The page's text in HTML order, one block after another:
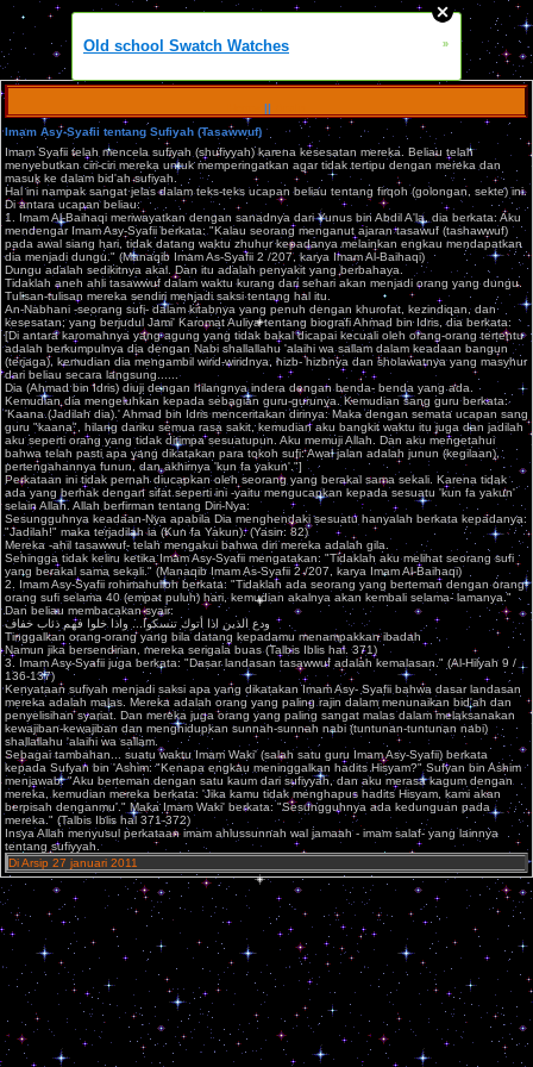
Old school Swatch Watches »
||
Imam Asy-Syafii tentang Sufiyah (Tasawwuf)
Imam Syafii telah mencela sufiyah (shufiyyah) karena kesesatan mereka. Beliau telah
menyebutkan ciri-ciri mereka untuk memperingatkan agar tidak tertipu dengan mereka dan
masuk ke dalam bid'ah sufiyah.
Hal ini nampak sangat jelas dalam teks-teks ucapan beliau tentang firqoh (golongan, sekte) ini.
Di antara ucapan beliau:
1. Imam Al-Baihaqi meriwayatkan dengan sanadnya dari Yunus bin Abdil A'la, dia berkata: Aku
mendengar Imam Asy-Syafii berkata: "Kalau seorang menganut ajaran tasawuf (tashawwuf)
pada awal siang hari, tidak datang waktu zhuhur kepadanya melainkan engkau mendapatkan
dia menjadi dungu." (Manaqib Imam As-Syafii 2 /207, karya Imam Al-Baihaqi)
Dungu adalah sedikitnya akal. Dan itu adalah penyakit yang berbahaya.
Tidaklah aneh ahli tasawwuf dalam waktu kurang dari sehari akan menjadi orang yang dungu.
Tulisan-tulisan mereka sendiri menjadi saksi tentang hal itu.
An-Nabhani -seorang sufi- dalam kitabnya yang penuh dengan khurofat, kezindiqan, dan
kesesatan; yang berjudul Jami' Karomat Auliya tentang biografi Ahmad bin Idris, dia berkata:
[Di antara karomahnya yang agung yang tidak bakal dicapai kecuali oleh orang-orang tertentu
adalah berkumpulnya dia dengan Nabi shallallahu 'alaihi wa sallam dalam keadaan bangun
(terjaga), kemudian dia mengambil wirid-wiridnya, hizb- hizbnya dan sholawatnya yang masyhur
dari beliau secara langsung......
Dia (Ahmad bin Idris) diuji dengan hilangnya indera dengan benda- benda yang ada.
Kemudian dia mengeluhkan kepada sebagian guru-gurunya. Kemudian sang guru berkata:
'Kaana (Jadilah dia).' Ahmad bin Idris menceritakan dirinya: Maka dengan semata ucapan sang
guru "kaana", hilang dariku semua rasa sakit, kemudian aku bangkit waktu itu juga dan jadilah
aku seperti orang yang tidak ditimpa sesuatupun. Aku memuji Allah. Dan aku mengetahui
bahwa telah pasti apa yang dikatakan para tokoh sufi: Awal jalan adalah junun (kegilaan),
pertengahannya funun, dan akhirnya 'kun fa yakun'."]
Perkataan ini tidak pernah diucapkan oleh seorang yang berakal sama sekali. Karena tidak
ada yang berhak dengan sifat seperti ini -yaitu mengucapkan kepada sesuatu 'kun fa yakun'
selain Allah. Allah berfirman tentang Diri-Nya:
Sesungguhnya keadaan-Nya apabila Dia menghendaki sesuatu hanyalah berkata kepadanya:
"Jadilah!" maka terjadilah ia (Kun fa Yakun). (Yasin: 82)
Mereka -ahil tasawwuf- telah mengakui bahwa diri mereka adalah gila.
Sehingga tidak keliru ketika Imam Asy-Syafii mengatakan: "Tidaklah aku melihat seorang sufi
yang berakal sama sekali." (Manaqib Imam As-Syafii 2 /207, karya Imam Al-Baihaqi)
2. Imam Asy-Syafii rohimahulloh berkata: "Tidaklah ada seorang yang berteman dengan orang-
orang sufi selama 40 (empat puluh) hari, kemudian akalnya akan kembali selama- lamanya."
Dan beliau membacakan syair:
ودع الذين اذا أتوك تنسكوا... واذا خلوا فهم ذئاب خفاف
Tinggalkan orang-orang yang bila datang kepadamu menampakkan ibadah
Namun jika bersendirian, mereka serigala buas (Talbis Iblis hal. 371)
3. Imam Asy-Syafii juga berkata: "Dasar landasan tasawwuf adalah kemalasan." (Al-Hilyah 9 /
136-137)
Kenyataan sufiyah menjadi saksi apa yang dikatakan Imam Asy- Syafii bahwa dasar landasan
mereka adalah malas. Mereka adalah orang yang paling rajin dalam menunaikan bid'ah dan
penyelisihan syariat. Dan mereka juga orang yang paling sangat malas dalam melaksanakan
kewajiban-kewajiban dan menghidupkan sunnah-sunnah nabi (tuntunan-tuntunan nabi)
shallallahu 'alaihi wa sallam.
Sebagai tambahan... suatu waktu Imam Waki' (salah satu guru Imam Asy-Syafii) berkata
kepada Sufyan bin 'Ashim: "Kenapa engkau meninggalkan hadits Hisyam?" Sufyan bin Ashim
menjawab: "Aku berteman dengan satu kaum dari sufiyyah, dan aku merasa kagum dengan
mereka, kemudian mereka berkata: 'Jika kamu tidak menghapus hadits Hisyam, kami akan
berpisah denganmu'." Maka Imam Waki' berkata: "Sesungguhnya ada kedunguan pada
mereka." (Talbis Iblis hal 371-372)
Insya Allah menyusul perkataan imam ahlussunnah wal jamaah - imam salaf- yang lainnya
tentang sufiyyah.
Di Arsip 27 januari 2011